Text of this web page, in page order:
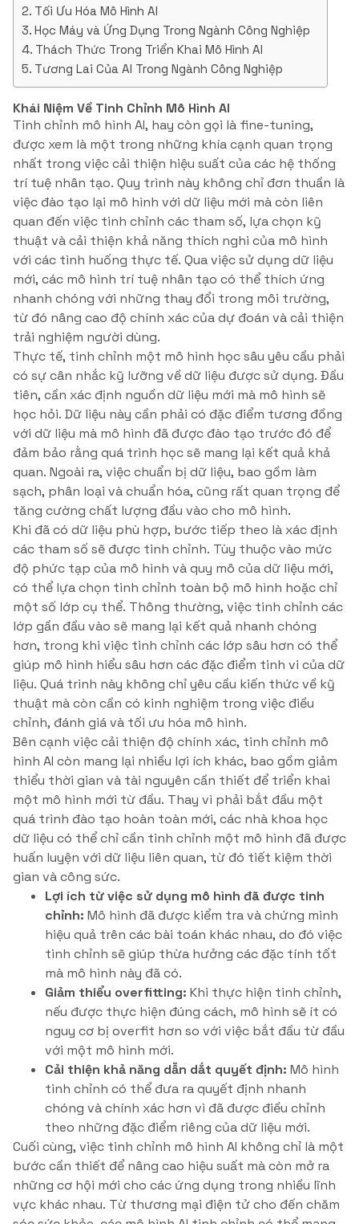
Tối Ưu Hóa Mô Hình AI
Học Máy và Ứng Dụng Trong Ngành Công Nghiệp
Thách Thức Trong Triển Khai Mô Hình AI
Tương Lai Của AI Trong Ngành Công Nghiệp
Khái Niệm Về Tinh Chỉnh Mô Hình AI
Tinh chỉnh mô hình AI, hay còn gọi là fine-tuning,
được xem là một trong những khía cạnh quan trọng
nhất trong việc cải thiện hiệu suất của các hệ thống
trí tuệ nhân tạo. Quy trình này không chỉ đơn thuần là
việc đào tạo lại mô hình với dữ liệu mới mà còn liên
quan đến việc tinh chỉnh các tham số, lựa chọn kỹ
thuật và cải thiện khả năng thích nghi của mô hình
với các tình huống thực tế. Qua việc sử dụng dữ liệu
mới, các mô hình trí tuệ nhân tạo có thể thích ứng
nhanh chóng với những thay đổi trong môi trường,
từ đó nâng cao độ chính xác của dự đoán và cải thiện
trải nghiệm người dùng.
Thực tế, tinh chỉnh một mô hình học sâu yêu cầu phải
có sự cân nhắc kỹ lưỡng về dữ liệu được sử dụng. Đầu
tiên, cần xác định nguồn dữ liệu mới mà mô hình sẽ
học hỏi. Dữ liệu này cần phải có đặc điểm tương đồng
với dữ liệu mà mô hình đã được đào tạo trước đó để
đảm bảo rằng quá trình học sẽ mang lại kết quả khả
quan. Ngoài ra, việc chuẩn bị dữ liệu, bao gồm làm
sạch, phân loại và chuẩn hóa, cũng rất quan trọng để
tăng cường chất lượng đầu vào cho mô hình.
Khi đã có dữ liệu phù hợp, bước tiếp theo là xác định
các tham số sẽ được tinh chỉnh. Tùy thuộc vào mức
độ phức tạp của mô hình và quy mô của dữ liệu mới,
có thể lựa chọn tinh chỉnh toàn bộ mô hình hoặc chỉ
một số lớp cụ thể. Thông thường, việc tinh chỉnh các
lớp gần đầu vào sẽ mang lại kết quả nhanh chóng
hơn, trong khi việc tinh chỉnh các lớp sâu hơn có thể
giúp mô hình hiểu sâu hơn các đặc điểm tinh vi của dữ
liệu. Quá trình này không chỉ yêu cầu kiến thức về kỹ
thuật mà còn cần có kinh nghiệm trong việc điều
chỉnh, đánh giá và tối ưu hóa mô hình.
Bên cạnh việc cải thiện độ chính xác, tinh chỉnh mô
hình AI còn mang lại nhiều lợi ích khác, bao gồm giảm
thiểu thời gian và tài nguyên cần thiết để triển khai
một mô hình mới từ đầu. Thay vì phải bắt đầu một
quá trình đào tạo hoàn toàn mới, các nhà khoa học
dữ liệu có thể chỉ cần tinh chỉnh một mô hình đã được
huấn luyện với dữ liệu liên quan, từ đó tiết kiệm thời
gian và công sức.
Lợi ích từ việc sử dụng mô hình đã được tinh
chỉnh: Mô hình đã được kiểm tra và chứng minh
hiệu quả trên các bài toán khác nhau, do đó việc
tinh chỉnh sẽ giúp thừa hưởng các đặc tính tốt
mà mô hình này đã có.
Giảm thiểu overfitting: Khi thực hiện tinh chỉnh,
nếu được thực hiện đúng cách, mô hình sẽ ít có
nguy cơ bị overfit hơn so với việc bắt đầu từ đầu
với một mô hình mới.
Cải thiện khả năng dẫn dắt quyết định: Mô hình
tinh chỉnh có thể đưa ra quyết định nhanh
chóng và chính xác hơn vì đã được điều chỉnh
theo những đặc điểm riêng của dữ liệu mới.
Cuối cùng, việc tinh chỉnh mô hình AI không chỉ là một
bước cần thiết để nâng cao hiệu suất mà còn mở ra
những cơ hội mới cho các ứng dụng trong nhiều lĩnh
vực khác nhau. Từ thương mại điện tử cho đến chăm